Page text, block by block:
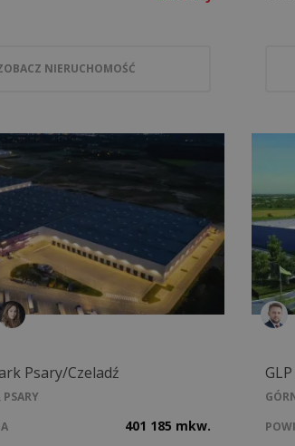
NIERUCHOMOŚĆ
Psary/Czeladź
401 185 mkw.